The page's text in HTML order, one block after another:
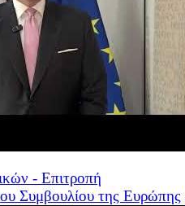
- Επιτροπή
Συμβουλίου της Ευρώπης